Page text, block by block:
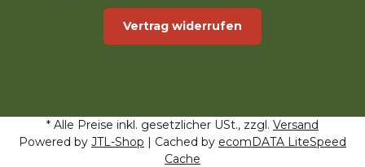
Vertrag widerrufen
* Alle Preise inkl. gesetzlicher USt., zzgl. Versand
Powered by JTL-Shop | Cached by ecomDATA LiteSpeed
Cache